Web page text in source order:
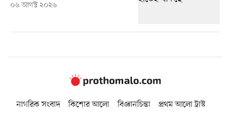
০৬ আগস্ট ২০২৬
নাগরিক সংবাদ কিশোর আলো বিজ্ঞানচিন্তা
প্রথম আলো ট্রাস্ট